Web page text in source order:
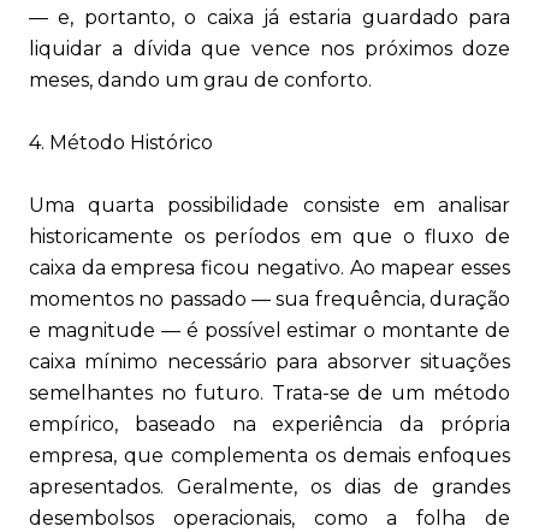
— e, portanto, o caixa já estaria guardado para
liquidar a dívida que vence nos próximos doze
meses, dando um grau de conforto.
4. Método Histórico
Uma quarta possibilidade consiste em analisar
historicamente os períodos em que o fluxo de
caixa da empresa ficou negativo. Ao mapear esses
momentos no passado — sua frequência, duração
e magnitude — é possível estimar o montante de
caixa mínimo necessário para absorver situações
semelhantes no futuro. Trata-se de um método
empírico, baseado na experiência da própria
empresa, que complementa os demais enfoques
apresentados. Geralmente, os dias de grandes
desembolsos operacionais, como a folha de